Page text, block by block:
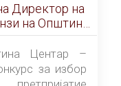
Центар –
за избор